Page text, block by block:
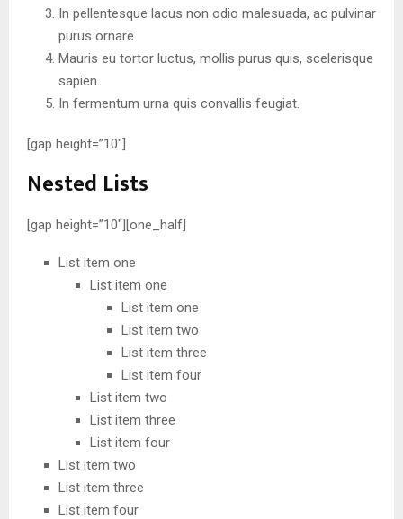
In pellentesque lacus non odio malesuada, ac pulvinar
purus ornare.
Mauris eu tortor luctus, mollis purus quis, scelerisque
sapien.
In fermentum urna quis convallis feugiat.
[gap height=”10″]
Nested Lists
[gap height=”10″][one_half]
List item one
List item one
List item one
List item two
List item three
List item four
List item two
List item three
List item four
List item two
List item three
List item four